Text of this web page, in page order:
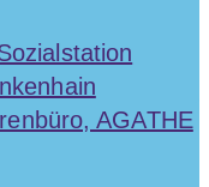
AGATHE